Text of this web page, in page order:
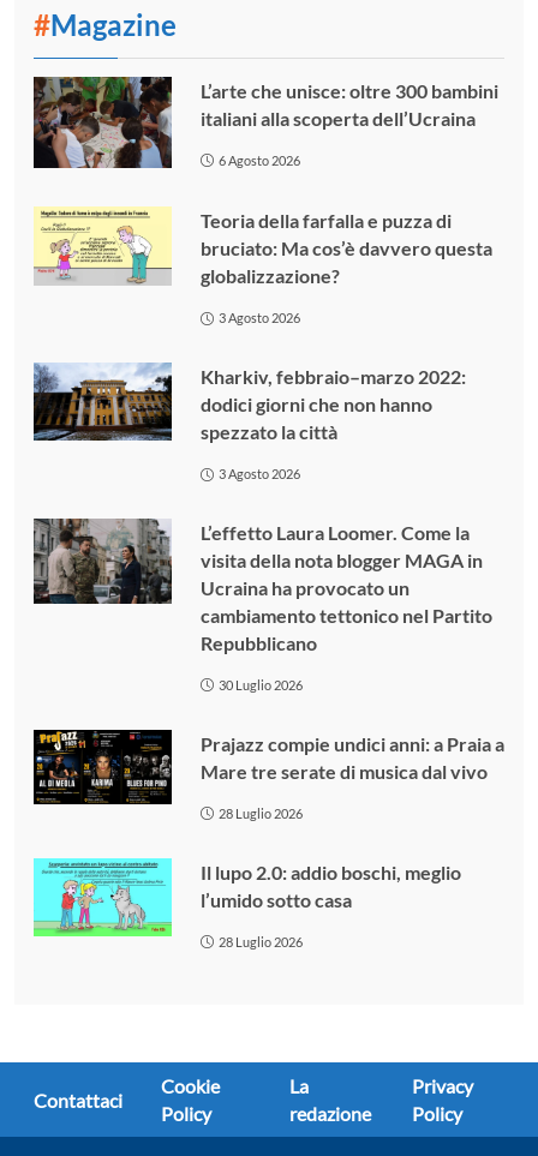
#Magazine
L’arte che unisce: oltre 300 bambini
italiani alla scoperta dell’Ucraina
6 Agosto 2026
Teoria della farfalla e puzza di
bruciato: Ma cos’è davvero questa
globalizzazione?
3 Agosto 2026
Kharkiv, febbraio–marzo 2022:
dodici giorni che non hanno
spezzato la città
3 Agosto 2026
L’effetto Laura Loomer. Come la
visita della nota blogger MAGA in
Ucraina ha provocato un
cambiamento tettonico nel Partito
Repubblicano
30 Luglio 2026
Prajazz compie undici anni: a Praia a
Mare tre serate di musica dal vivo
28 Luglio 2026
Il lupo 2.0: addio boschi, meglio
l’umido sotto casa
28 Luglio 2026
Contattaci
Cookie
Policy
La
redazione
Privacy
Policy